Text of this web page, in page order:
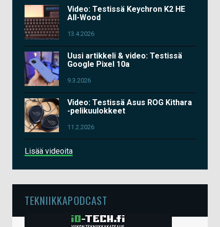
Video: Testissä Keychron K2 HE
All-Wood
13.4.2026
Uusi artikkeli & video: Testissä
Google Pixel 10a
9.3.2026
Video: Testissä Asus ROG Kithara
-pelikuulokkeet
11.2.2026
Lisää videoita
TEKNIIKKAPODCAST